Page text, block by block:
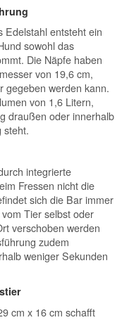
Edelstahl entsteht ein
sowohl das
Die Näpfe haben
von 19,6 cm,
gegeben werden kann.
von 1,6 Litern,
draußen oder innerhalb
steht.
integrierte
Fressen nicht die
sich die Bar immer
Tier selbst oder
verschoben werden
zudem
weniger Sekunden
cm x 16 cm schafft